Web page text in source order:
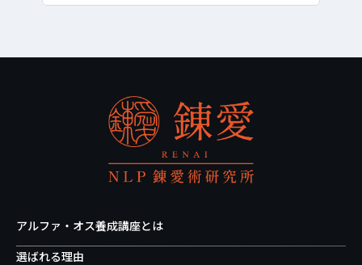
アルファ・オス養成講座とは
選ばれる理由